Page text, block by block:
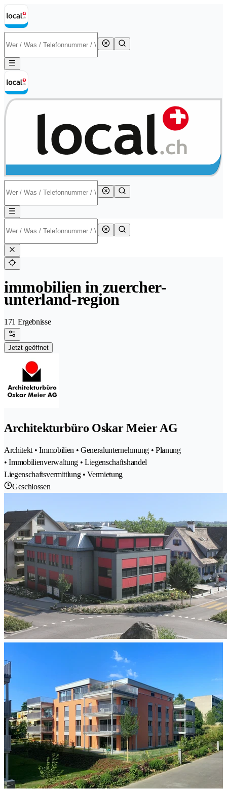
immobilien in zuercher-
unterland-region
171 Ergebnisse
Jetzt geöffnet
Architekturbüro Oskar Meier AG
Architekt • Immobilien • Generalunternehmung • Planung
• Immobilienverwaltung • Liegenschaftshandel
Liegenschaftsvermittlung • Vermietung
Geschlossen